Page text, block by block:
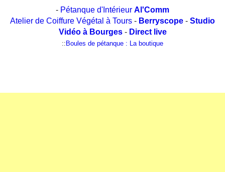
- Pétanque d'Intérieur Al'Comm
Atelier de Coiffure Végétal à Tours - Berryscope - Studio
Vidéo à Bourges- Direct live
:: Boules de pétanque : La boutique